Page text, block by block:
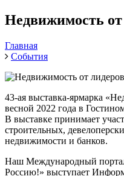
Недвижимость от
Главная
События
43-ая выставка-ярмарка
весной 2022 года в
В выставке принимает
строительных,
недвижимости и банков.
Наш Международный
Россию!» выступает